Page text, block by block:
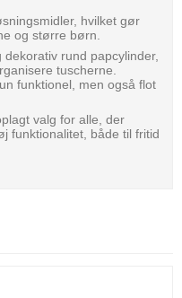
hvilket gør
og større børn.
rund papcylinder,
tuscherne.
funktionel, men også flot
valg for alle, der
funktionalitet, både til fritid